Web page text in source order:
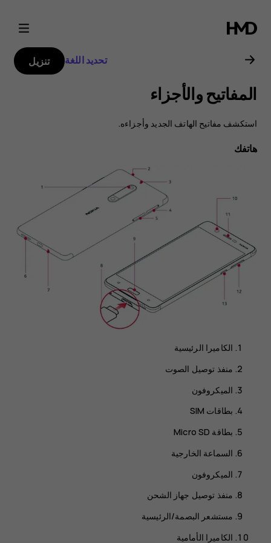
دليل
مستخدم
Nokia
5
تحديد اللغة تنزيل
المفاتيح والأجزاء
استكشف مفاتيح الهاتف الجديد وأجزاءه.
هاتفك
منفذ توصيل الصوت
الميكروفون
بطاقات SIM
بطاقة Micro SD
السماعة الخارجية
الميكروفون
منفذ توصيل جهاز الشحن
مستشعر البصمة/الرئيسية
الكاميرا الأمامية